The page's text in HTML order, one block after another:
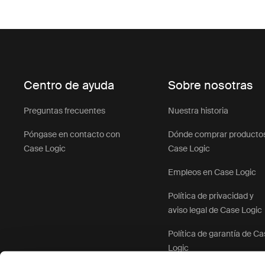
Centro de ayuda
Preguntas frecuentes
Póngase en contacto con
Case Logic
Sobre nosotras
Nuestra historia
Dónde comprar
Case Logic
Empleos en Case Logic
Política de privacidad y
aviso legal de Case Logic
Política de garantía de
Logic